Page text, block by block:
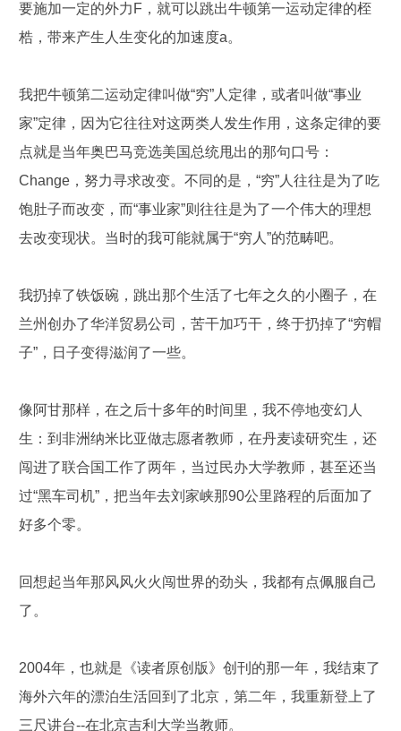
要施加一定的外力F，就可以跳出牛顿第一运动定律的桎
梏，带来产生人生变化的加速度a。
我把牛顿第二运动定律叫做“穷”人定律，或者叫做“事业
家”定律，因为它往往对这两类人发生作用，这条定律的要
点就是当年奥巴马竞选美国总统甩出的那句口号：
Change，努力寻求改变。不同的是，“穷”人往往是为了吃
饱肚子而改变，而“事业家”则往往是为了一个伟大的理想
去改变现状。当时的我可能就属于“穷人”的范畴吧。
我扔掉了铁饭碗，跳出那个生活了七年之久的小圈子，在
兰州创办了华洋贸易公司，苦干加巧干，终于扔掉了“穷帽
子”，日子变得滋润了一些。
像阿甘那样，在之后十多年的时间里，我不停地变幻人
生：到非洲纳米比亚做志愿者教师，在丹麦读研究生，还
闯进了联合国工作了两年，当过民办大学教师，甚至还当
过“黑车司机”，把当年去刘家峡那90公里路程的后面加了
好多个零。
回想起当年那风风火火闯世界的劲头，我都有点佩服自己
了。
2004年，也就是《读者原创版》创刊的那一年，我结束了
海外六年的漂泊生活回到了北京，第二年，我重新登上了
三尺讲台--在北京吉利大学当教师。